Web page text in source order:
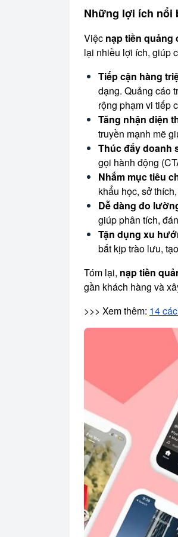
Những lợi ích nổi
Việc nạp tiền quảng
lại nhiều lợi ích, giúp
Tiếp cận hàng
dạng. Quảng cáo
rộng phạm vi tiếp
Tăng nhận diện
truyền mạnh mẽ
Thúc đẩy doanh
gọi hành động
Nhắm mục tiêu
khẩu học, sở
Dễ dàng đo
giúp phân tích,
Tận dụng xu
bắt kịp trào lưu,
Tóm lại, nạp tiền
gần khách hàng và
>>> Xem thêm: 14